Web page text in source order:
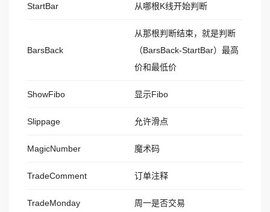
StartBar 从哪根K线开始判断
BarsBack
从那根判断结束，就是判断
（BarsBack-StartBar）最高
价和最低价
ShowFibo 显示Fibo
Slippage 允许滑点
MagicNumber 魔术码
TradeComment 订单注释
TradeMonday 周一是否交易